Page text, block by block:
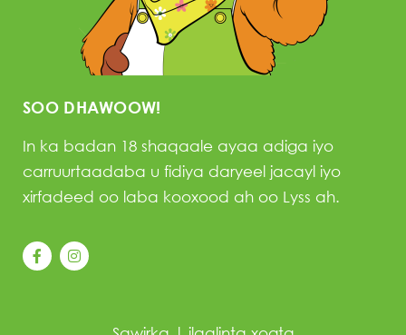
SOO DHAWOOW!
In ka badan 18 shaqaale ayaa adiga iyo
carruurtaadaba u fidiya daryeel jacayl iyo
xirfadeed oo laba kooxood ah oo Lyss ah.